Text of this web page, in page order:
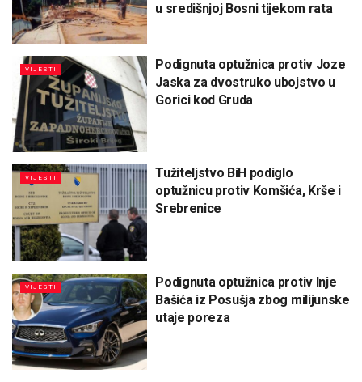
u središnjoj Bosni tijekom rata
VIJESTI
Podignuta optužnica protiv Joze
Jaska za dvostruko ubojstvo u
Gorici kod Gruda
VIJESTI
Tužiteljstvo BiH podiglo
optužnicu protiv Komšića, Krše i
Srebrenice
VIJESTI
Podignuta optužnica protiv Inje
Bašića iz Posušja zbog milijunske
utaje poreza